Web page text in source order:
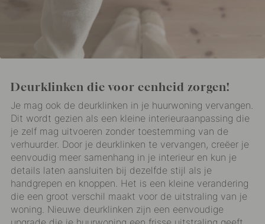
Deurklinken die voor eenheid zorgen!
Je mag ook de deurklinken in je huurwoning vervangen.
Dit wordt gezien als een kleine interieuraanpassing die
je zelf mag uitvoeren zonder toestemming van de
verhuurder. Door je deurklinken te vervangen, creëer je
eenvoudig meer samenhang in je interieur en kun je
details laten aansluiten bij dezelfde stijl als je
handgrepen en knoppen. Het is een kleine verandering
die een groot verschil maakt voor de uitstraling van je
woning. Nieuwe deurklinken zijn een eenvoudige